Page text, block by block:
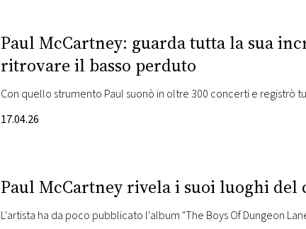
Paul McCartney: guarda tutta la sua
ritrovare il basso perduto
Con quello strumento Paul suonò in oltre 300 concerti e registrò
17.04.26
Paul McCartney rivela i suoi luoghi
L'artista ha da poco pubblicato l'album "The Boys Of Dungeon